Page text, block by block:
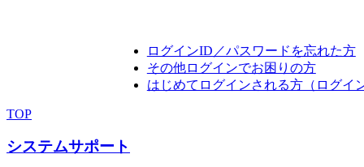
ログインID／パスワードを忘れた方
その他ログインでお困りの方
はじめてログインされる方（ログイ
TOP
システムサポート